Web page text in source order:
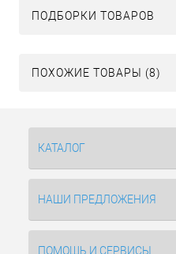
ПОДБОРКИ ТОВАРОВ
ПОХОЖИЕ ТОВАРЫ (8)
КАТАЛОГ
НАШИ ПРЕДЛОЖЕНИЯ
ПОМОЩЬ И СЕРВИСЫ